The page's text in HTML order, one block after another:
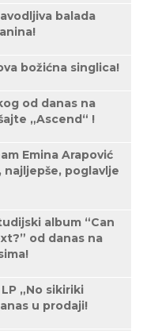
balada
božićna singlica!
od danas na
„Ascend“ !
Emina Arapović
najljepše, poglavlje
album “Can
od danas na
„No sikiriki
u prodaji!